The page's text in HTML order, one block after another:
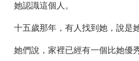
  她認識這個人。
十五歲那年，有人找到她，說是
她們說，家裡已經有一個比她優